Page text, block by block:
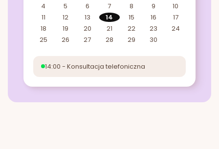
4
5 6 7 8 9
10
11
12 13 14 15 16
17
18
19 20 21 22 23
24
25
26 27 28 29 30
14:00 - Konsultacja telefoniczna